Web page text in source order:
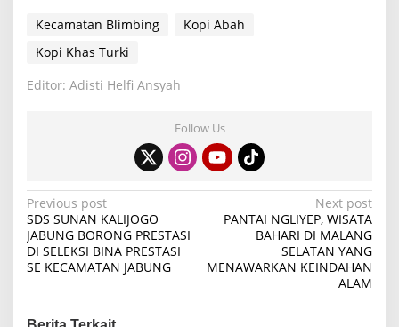
Kecamatan Blimbing
Kopi Abah
Kopi Khas Turki
Editor: Adisti Helfi Ansyah
Follow Us
P
o
s
Previous post
SDS SUNAN KALIJOGO
JABUNG BORONG PRESTASI
DI SELEKSI BINA PRESTASI
SE KECAMATAN JABUNG
Next post
PANTAI NGLIYEP, WISATA
BAHARI DI MALANG
SELATAN YANG
MENAWARKAN KEINDAHAN
ALAM